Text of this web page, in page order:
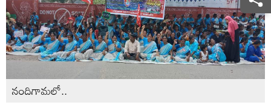
నందిగామలో..